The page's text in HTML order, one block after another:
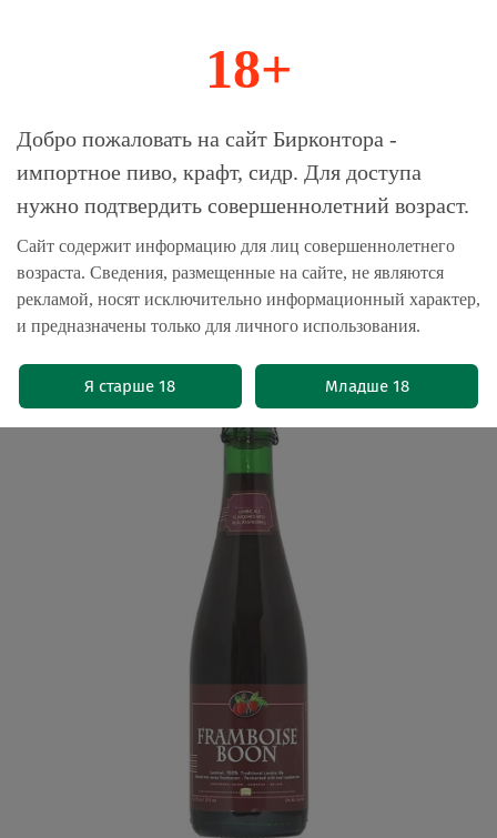
Магазин-Склад импортного пива, крафта и
Главная Новые поступления
Пиво Фрамбойс Бун / Framboise
Boon 0.375 - стекло
18+
Добро пожаловать на сайт Бирконтора -
импортное пиво, крафт, сидр. Для доступа
нужно подтвердить совершеннолетний возраст.
Сайт содержит информацию для лиц совершеннолетнего
возраста. Сведения, размещенные на сайте, не являются
рекламой, носят исключительно информационный характер,
и предназначены только для личного использования.
Я старше 18 Младше 18